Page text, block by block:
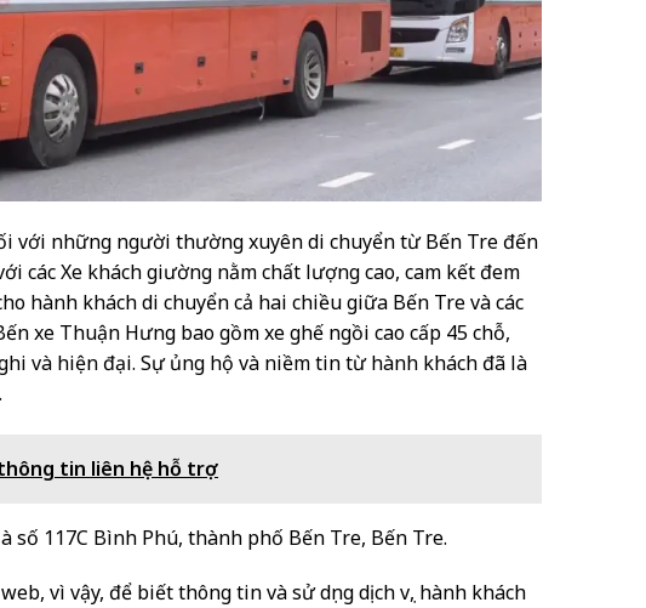
với những người thường xuyên di chuyển từ Bến Tre đến
các Xe khách giường nằm chất lượng cao, cam kết đem
hành khách di chuyển cả hai chiều giữa Bến Tre và các
xe Thuận Hưng bao gồm xe ghế ngồi cao cấp 45 chỗ,
và hiện đại. Sự ủng hộ và niềm tin từ hành khách đã là
thông tin liên hệ hỗ trợ
số 117C Bình Phú, thành phố Bến Tre, Bến Tre.
vì vậy, để biết thông tin và sử dụng dịch vụ, hành khách